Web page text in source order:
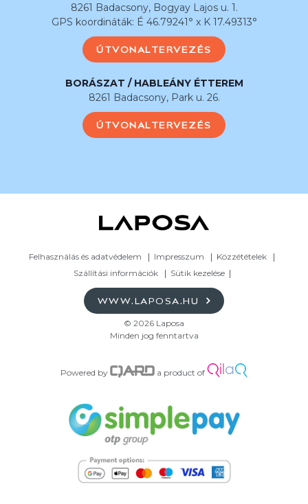
8261 Badacsony, Bogyay Lajos u. 1.
GPS koordináták: É 46.79241° x K 17.49313°
ÚTVONALTERVEZÉS
BORÁSZAT / HABLEÁNY ÉTTEREM
8261 Badacsony, Park u. 26.
ÚTVONALTERVEZÉS
Felhasználás és adatvédelem Impresszum
Közzétételek
Szállítási információk
Sütik kezelése
WWW.LAPOSA.HU
© 2026 Laposa
Minden jog fenntartva
Powered by a product of